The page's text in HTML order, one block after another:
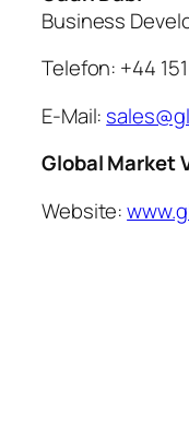
Business
Telefon: +44
E-Mail:
Global Market
Website: